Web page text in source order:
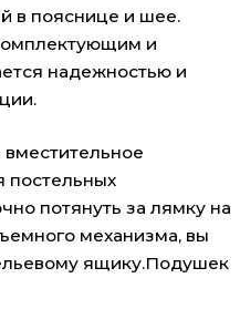
в пояснице и шее.
и
надежностью и
постельных
потянуть за лямку на
механизма, вы
ящику.Подушек